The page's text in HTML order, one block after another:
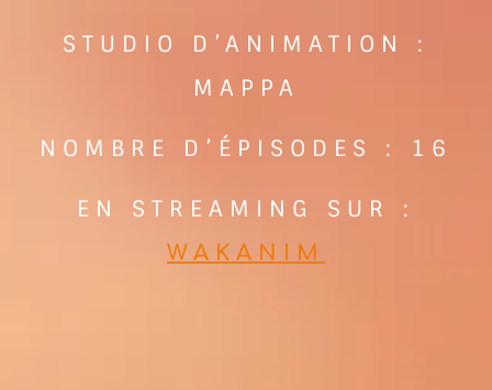
STUDIO D’ANIMATION :
MAPPA
NOMBRE D’ÉPISODES : 16
EN STREAMING SUR :
WAKANIM